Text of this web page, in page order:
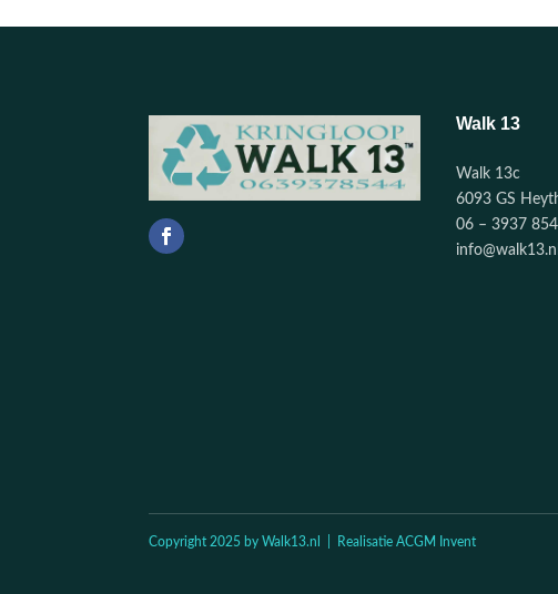
Walk 13
Walk 13c
6093 GS
06 – 3937
info@walk13.nl
Copyright 2025 by Walk13.nl | Realisatie ACGM Invent